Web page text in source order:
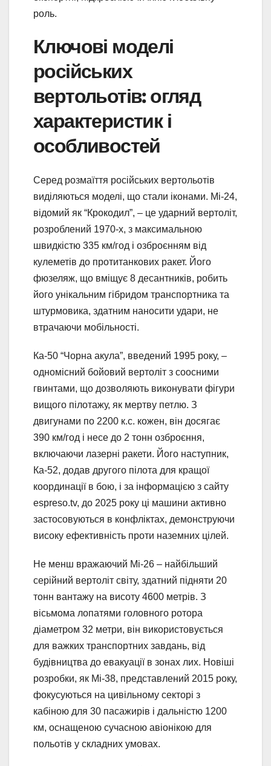
роль.
Ключові моделі
російських
вертольотів: огляд
характеристик і
особливостей
Серед розмаїття російських вертольотів
виділяються моделі, що стали іконами. Мі-24,
відомий як “Крокодил”, – це ударний вертоліт,
розроблений 1970-х, з максимальною
швидкістю 335 км/год і озброєнням від
кулеметів до протитанкових ракет. Його
фюзеляж, що вміщує 8 десантників, робить
його унікальним гібридом транспортника та
штурмовика, здатним наносити удари, не
втрачаючи мобільності.
Ка-50 “Чорна акула”, введений 1995 року, –
одномісний бойовий вертоліт з соосними
гвинтами, що дозволяють виконувати фігури
вищого пілотажу, як мертву петлю. З
двигунами по 2200 к.с. кожен, він досягає
390 км/год і несе до 2 тонн озброєння,
включаючи лазерні ракети. Його наступник,
Ка-52, додав другого пілота для кращої
координації в бою, і за інформацією з сайту
espreso.tv, до 2025 року ці машини активно
застосовуються в конфліктах, демонструючи
високу ефективність проти наземних цілей.
Не менш вражаючий Мі-26 – найбільший
серійний вертоліт світу, здатний підняти 20
тонн вантажу на висоту 4600 метрів. З
вісьмома лопатями головного ротора
діаметром 32 метри, він використовується
для важких транспортних завдань, від
будівництва до евакуації в зонах лих. Новіші
розробки, як Мі-38, представлений 2015 року,
фокусуються на цивільному секторі з
кабіною для 30 пасажирів і дальністю 1200
км, оснащеною сучасною авіонікою для
польотів у складних умовах.